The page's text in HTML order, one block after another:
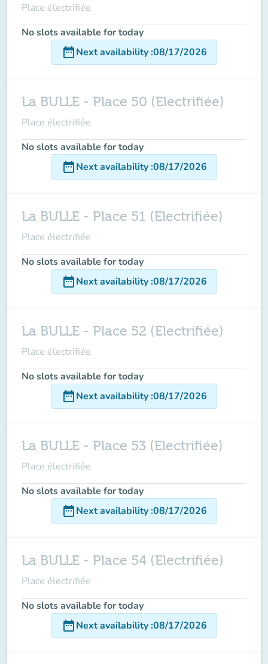
Place électrifiée
No slots available for today
date_rangeNext availability:08/17/2026
La BULLE - Place 50 (Electrifiée)
Place électrifiée
No slots available for today
date_rangeNext availability:08/17/2026
La BULLE - Place 51 (Electrifiée)
Place électrifiée
No slots available for today
date_rangeNext availability:08/17/2026
La BULLE - Place 52 (Electrifiée)
Place électrifiée
No slots available for today
date_rangeNext availability:08/17/2026
La BULLE - Place 53 (Electrifiée)
Place électrifiée
No slots available for today
date_rangeNext availability:08/17/2026
La BULLE - Place 54 (Electrifiée)
Place électrifiée
No slots available for today
date_rangeNext availability:08/17/2026